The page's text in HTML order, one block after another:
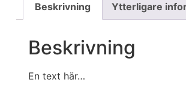
Beskrivning Ytterligare
Beskrivning
En text här…